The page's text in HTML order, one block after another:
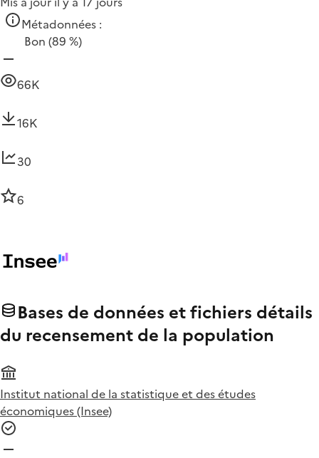
Métadonnées :
Bon (89 %)
66K
16K
30
6
Bases de données et fichiers détails
du recensement de la population
Institut national de la statistique et des études
économiques (Insee)